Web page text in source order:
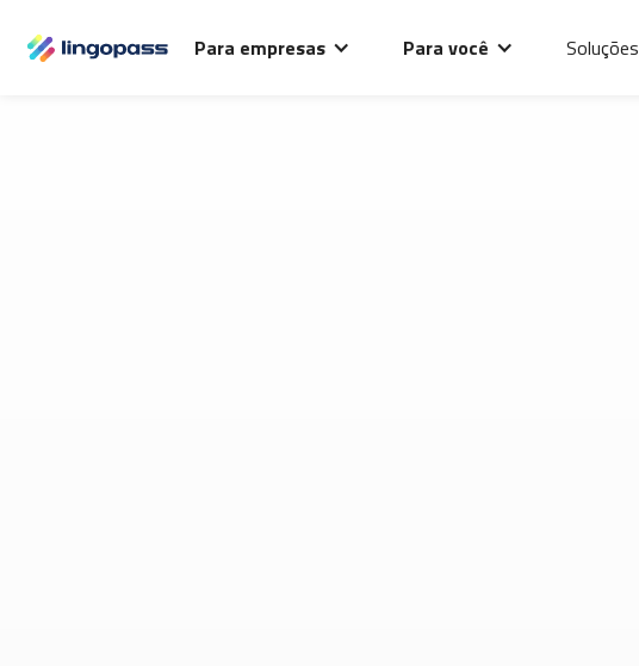
Para empresas Para você Soluções
deste site e melhorar sua experiência de navegação.